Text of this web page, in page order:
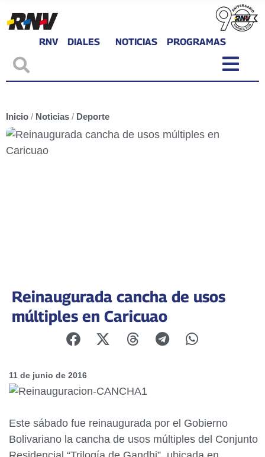
RNV DIALES NOTICIAS PROGRAMAS
Inicio / Noticias / Deporte
Reinaugurada cancha de usos
múltiples en Caricuao
11 de junio de 2016
Este sábado fue reinaugurada por el Gobierno
Bolivariano la cancha de usos múltiples del Conjunto